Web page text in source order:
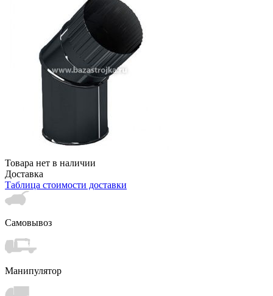
Товара нет в наличии
Доставка
Таблица стоимости доставки
Самовывоз
Манипулятор